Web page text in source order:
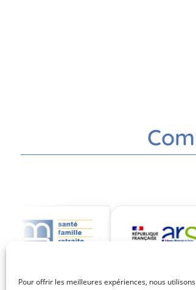
Pour offrir les meilleures expériences, nous